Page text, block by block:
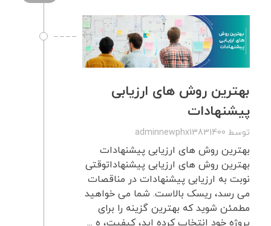
بهترین روش های ارزیابی
پیشنهادات
توسط adminnewphx13831400
بهترین روش های ارزیابی پیشنهادات
بهترین روش های ارزیابی پیشنهاداتوقتی
نوبت به ارزیابی پیشنهادات در مناقصات
می رسد، ریسک بالاست. شما می خواهید
مطمئن شوید که بهترین گزینه را برای
پروژه خود انتخاب کرده اید، کیفیت، ه ...